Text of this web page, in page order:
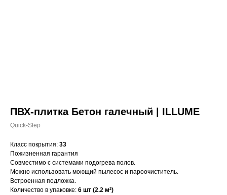
ПВХ-плитка Бетон галечный | ILLUME
Quick-Step
Класс покрытия: 33
Пожизненная гарантия
Совместимо с системами подогрева полов.
Можно использовать моющий пылесос и пароочиститель.
Встроенная подложка.
Количество в упаковке: 6 шт (2.2 м²)